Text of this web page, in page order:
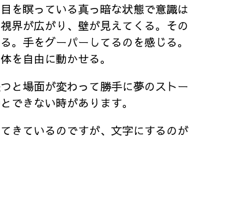
を瞑っている真っ暗な状態で意識は
界が広がり、壁が見えてくる。その
。手をグーパーしてるのを感じる。
を自由に動かせる。
と場面が変わって勝手に夢のストー
できない時があります。
きているのですが、文字にするのが